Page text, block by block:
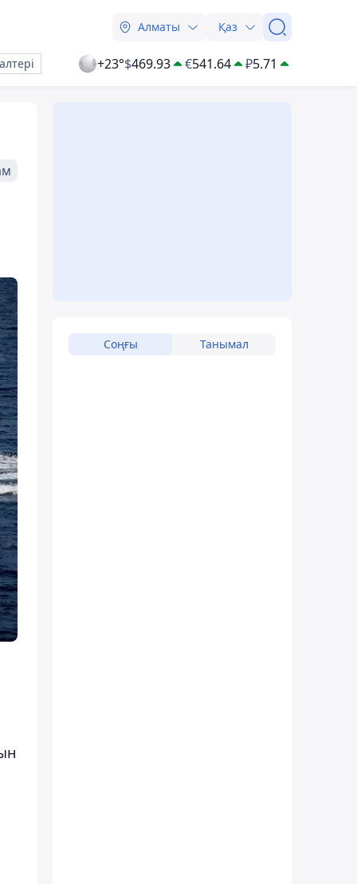
Алматы Қаз
+23°$469.93 €541.64 ₽5.71
Соңғы Танымал